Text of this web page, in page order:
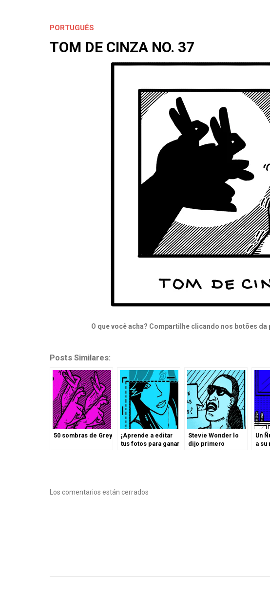
PORTUGUÊS
TOM DE CINZA NO. 37
O que você acha? Compartilhe clicando nos botões
Posts Similares:
50 sombras de Grey
¡Aprende a editar
tus fotos para ganar
Stevie Wonder lo
dijo primero
Un
a su
Los comentarios están cerrados